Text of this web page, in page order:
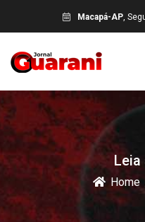
Macapá-AP,
Leia
Home